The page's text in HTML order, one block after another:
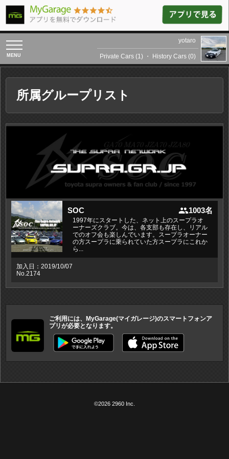
toggle
navigation
yotaro
Private Cars (1) ・ History Cars (0)
所属グループリスト
SOC people1003名
1997年にスタートした、ネット上のスープラオ
ーナーズクラブ。今は、各支部も存在し、リアル
でのオフ会も楽しんでいます。スープラオーナー
の方スープラに乗られていた方スープラにこれか
ら...
加入日：2019/10/07
No.2174
ご利用には、MyGarage(マイガレージ)のスマートフォンア
プリが必要となります。
©2026 2960 Inc.